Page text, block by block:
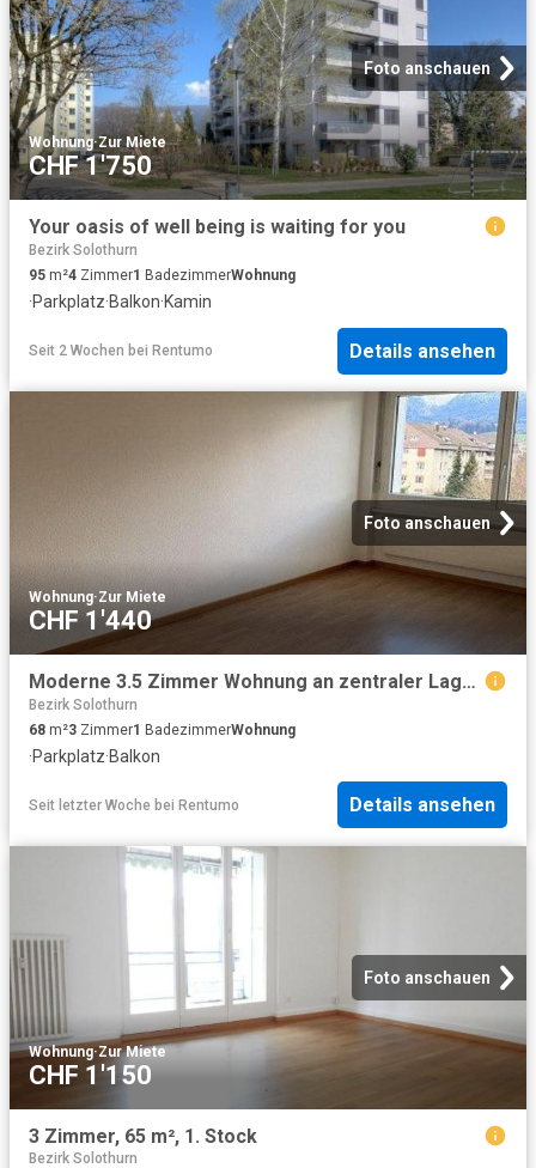
Foto anschauen
Wohnung·Zur Miete
CHF 1'750
Your oasis of well being is waiting for you
Bezirk Solothurn
95 m²4 Zimmer1 BadezimmerWohnung
·Parkplatz·Balkon·Kamin
Seit 2 Wochen bei Rentumo Details ansehen
Foto anschauen
Wohnung·Zur Miete
CHF 1'440
Moderne 3.5 Zimmer Wohnung an zentraler Lage mit Balkon
Bezirk Solothurn
68 m²3 Zimmer1 BadezimmerWohnung
·Parkplatz·Balkon
Seit letzter Woche bei Rentumo Details ansehen
Foto anschauen
Wohnung·Zur Miete
CHF 1'150
3 Zimmer, 65 m², 1. Stock
Bezirk Solothurn